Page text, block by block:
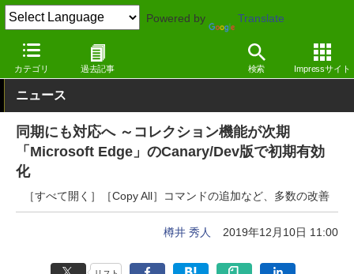
Powered by Translate
カテゴリ 過去記事 検索 Impressサイト
窓の杜 インターネット Windows
ニュース
同期にも対応へ ～コレクション機能が次期
「Microsoft Edge」のCanary/Dev版で初期有効
化
［すべて開く］［Copy All］コマンドの追加など、多数の改善
樽井 秀人 2019年12月10日 11:00